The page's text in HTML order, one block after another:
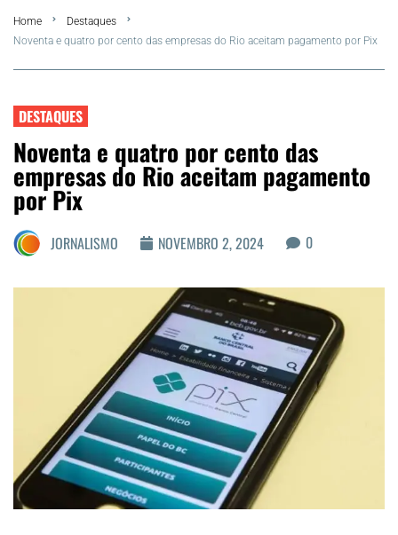
Summer
Região dos Lagos
Agenda Cultural
Colunistas
Home
Destaques
Noventa e quatro por cento das empresas do Rio aceitam pagamento por Pix
DESTAQUES
Noventa e quatro por cento das
empresas do Rio aceitam pagamento
por Pix
JORNALISMO NOVEMBRO 2, 2024 0